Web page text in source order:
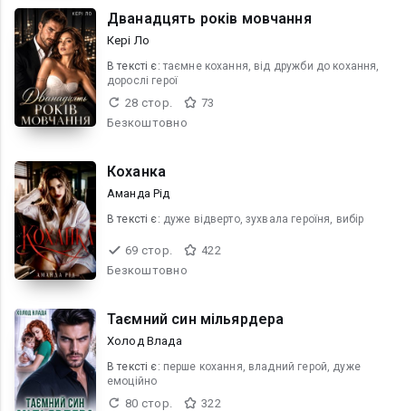
Дванадцять років мовчання
Кері Ло
В текcті є:таємне кохання, від дружби до кохання,
дорослі герої
28 стор.
73
Безкоштовно
Коханка
Аманда Рід
В текcті є: дуже відверто, зухвала героїня, вибiр
69 стор.
422
Безкоштовно
Таємний син мільярдера
Холод Влада
В текcті є: перше кохання, владний герой, дуже
емоційно
80 стор.
322